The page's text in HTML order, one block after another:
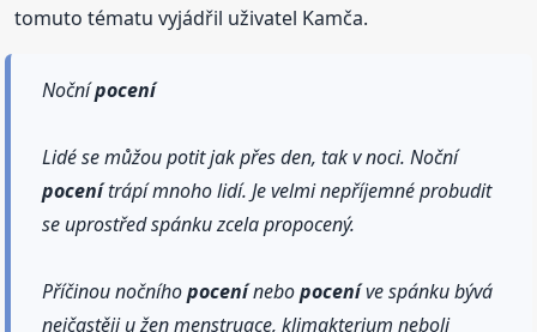
tomuto tématu vyjádřil uživatel Kamča.
Nočnípocení
Lidé se můžou potit jak přes den, tak v noci. Noční
pocenítrápí mnoho lidí. Je velmi nepříjemné probudit
se uprostřed spánku zcela propocený.
Příčinou nočníhopocenínebopoceníve spánku bývá
nejčastěji u žen menstruace, klimakterium neboli